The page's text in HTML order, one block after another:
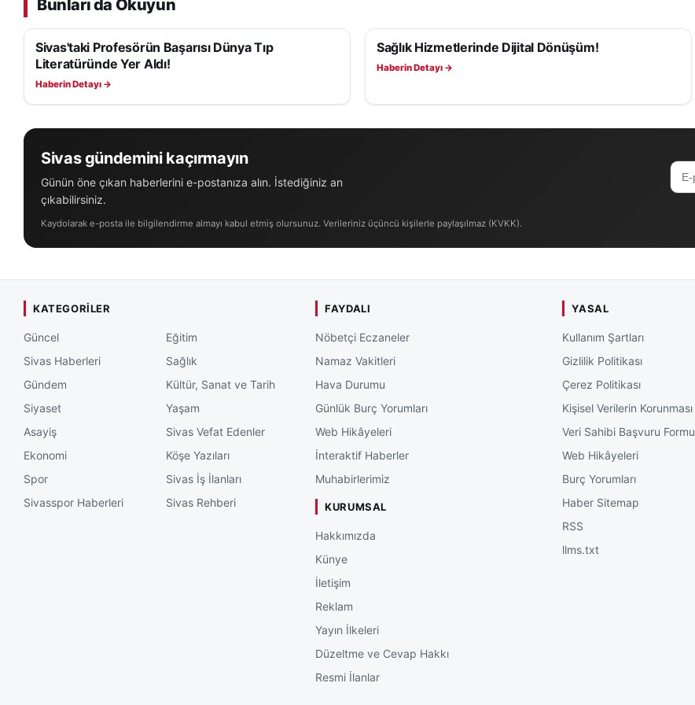
Bunları da Okuyun
SAĞLIK
Sivas'taki Profesörün Başarısı Dünya Tıp
Literatüründe Yer Aldı!
Haberin Detayı →
SAĞLIK
Sağlık Hizmetlerinde Dijital Dönüşüm!
Haberin Detayı →
Sivas gündemini kaçırmayın
Günün öne çıkan haberlerini e-postanıza alın. İstediğiniz an
çıkabilirsiniz.
Kaydolarak e-posta ile bilgilendirme almayı kabul etmiş olursunuz. Verileriniz üçüncü kişilerle paylaşılmaz (KVKK).
KATEGORILER
Güncel
Sivas Haberleri
Gündem
Siyaset
Asayiş
Ekonomi
Spor
Sivasspor Haberleri
Eğitim
Sağlık
Kültür, Sanat ve Tarih
Yaşam
Sivas Vefat Edenler
Köşe Yazıları
Sivas İş İlanları
Sivas Rehberi
FAYDALI
Nöbetçi Eczaneler
Namaz Vakitleri
Hava Durumu
Günlük Burç Yorumları
Web Hikâyeleri
İnteraktif Haberler
Muhabirlerimiz
KURUMSAL
Hakkımızda
Künye
İletişim
Reklam
Yayın İlkeleri
Düzeltme ve Cevap Hakkı
Resmi İlanlar
YASAL
Kullanım Şartları
Gizlilik Politikası
Çerez Politikası
Kişisel Verilerin Korunması
Veri Sahibi Başvuru Formu
Web Hikâyeleri
Burç Yorumları
Haber Sitemap
RSS
llms.txt